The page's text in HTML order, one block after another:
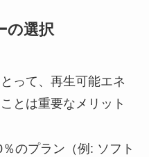
の選択
って、再生可能エネ
とは重要なメリット
のプラン（例: ソフト